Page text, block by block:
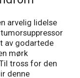
arvelig lidelse
av godartede
mørk
tross for den
denne